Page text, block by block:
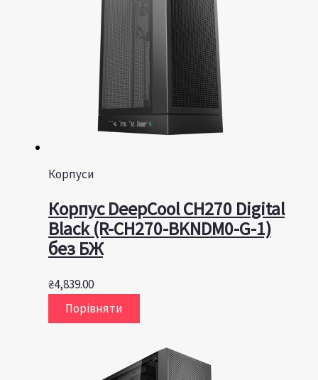
Корпуси
Корпус DeepCool CH270 Digital
Black (R-CH270-BKNDM0-G-1)
без БЖ
₴4,839.00
Порівняти